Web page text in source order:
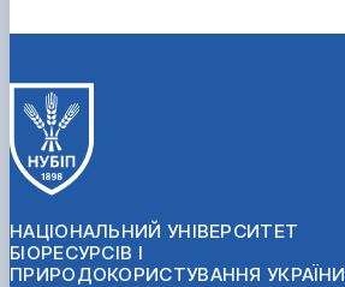
НАЦІОНАЛЬНИЙ УНІВЕРСИТЕТ
БІОРЕСУРСІВ І
ПРИРОДОКОРИСТУВАННЯ УКРАЇНИ